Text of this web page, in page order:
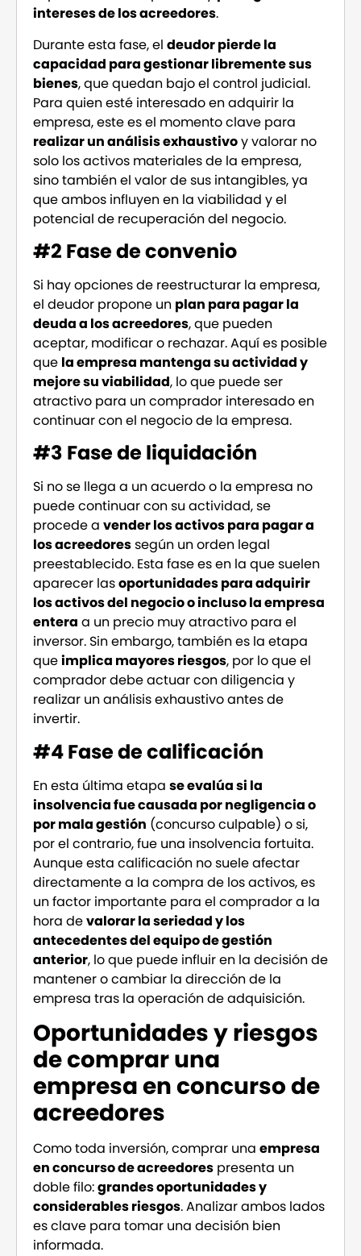
intereses de los acreedores.
Durante esta fase, el deudor pierde la
capacidad para gestionar libremente sus
bienes, que quedan bajo el control judicial.
Para quien esté interesado en adquirir la
empresa, este es el momento clave para
realizar un análisis exhaustivoy valorar no
solo los activos materiales de la empresa,
sino también el valor de sus intangibles, ya
que ambos influyen en la viabilidad y el
potencial de recuperación del negocio.
#2 Fase de convenio
Si hay opciones de reestructurar la empresa,
el deudor propone un plan para pagar la
deuda a los acreedores, que pueden
aceptar, modificar o rechazar. Aquí es posible
que la empresa mantenga su actividad y
mejore su viabilidad, lo que puede ser
atractivo para un comprador interesado en
continuar con el negocio de la empresa.
#3 Fase de liquidación
Si no se llega a un acuerdo o la empresa no
puede continuar con su actividad, se
procede a vender los activos para pagar a
los acreedoressegún un orden legal
preestablecido. Esta fase es en la que suelen
aparecer lasoportunidades para adquirir
los activos del negocio o incluso la empresa
entera a un precio muy atractivo para el
inversor. Sin embargo, también es la etapa
queimplica mayores riesgos, por lo que el
comprador debe actuar con diligencia y
realizar un análisis exhaustivo antes de
invertir.
#4 Fase de calificación
En esta última etapa se evalúa si la
insolvencia fue causada por negligencia o
por mala gestión (concurso culpable) o si,
por el contrario, fue una insolvencia fortuita.
Aunque esta calificación no suele afectar
directamente a la compra de los activos, es
un factor importante para el comprador a la
hora devalorar la seriedad y los
antecedentes del equipo de gestión
anterior, lo que puede influir en la decisión de
mantener o cambiar la dirección de la
empresa tras la operación de adquisición.
Oportunidades y riesgos
de comprar una
empresa en concurso de
acreedores
Como toda inversión, comprar una empresa
en concurso de acreedores presenta un
doble filo:grandes oportunidades y
considerables riesgos. Analizar ambos lados
es clave para tomar una decisión bien
informada.